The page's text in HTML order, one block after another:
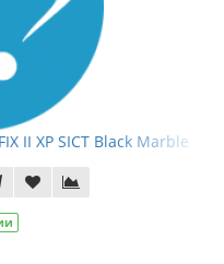
II XP SICT Black Marble